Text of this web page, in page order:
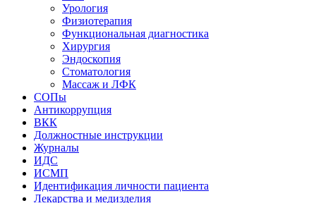
Урология
Физиотерапия
Функциональная диагностика
Хирургия
Эндоскопия
Стоматология
Массаж и ЛФК
СОПы
Антикоррупция
ВКК
Должностные инструкции
Журналы
ИДС
ИСМП
Идентификация личности пациента
Лекарства и медизделия